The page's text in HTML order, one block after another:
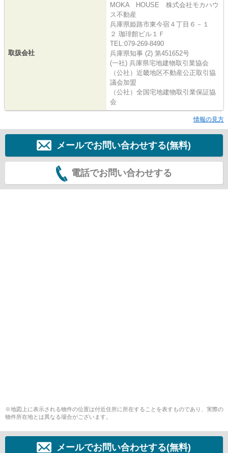
取扱会社
MOKA HOUSE 株式会社モカハウ
ス不動産
兵庫県姫路市東今宿４丁目６－１
２ 珈琲館ビル１Ｆ
TEL:079-269-8490
兵庫県知事 (2) 第451652号
(一社) 兵庫県宅地建物取引業協会
（公社）近畿地区不動産公正取引協
議会加盟
（公社）全国宅地建物取引業保証協
会
情報の見方
メールでお問い合わせする(無料)
電話でお問い合わせする
※地図上に表示される物件の位置は付近住所に所在することを表すものであり、実際の
物件所在地とは異なる場合がございます。
メールでお問い合わせする(無料)